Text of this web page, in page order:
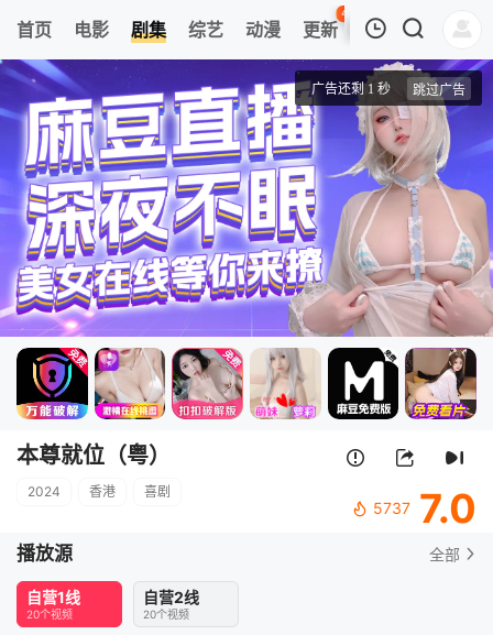
首页 电影 剧集 综艺 动漫 更新
45
热榜 APP
我的观影记录
1
本尊就位（粤）
清空
本尊就位（粤）
2024 香港 喜剧
5737 7.0
播放源 全部
自营1线
20个视频
自营2线
20个视频